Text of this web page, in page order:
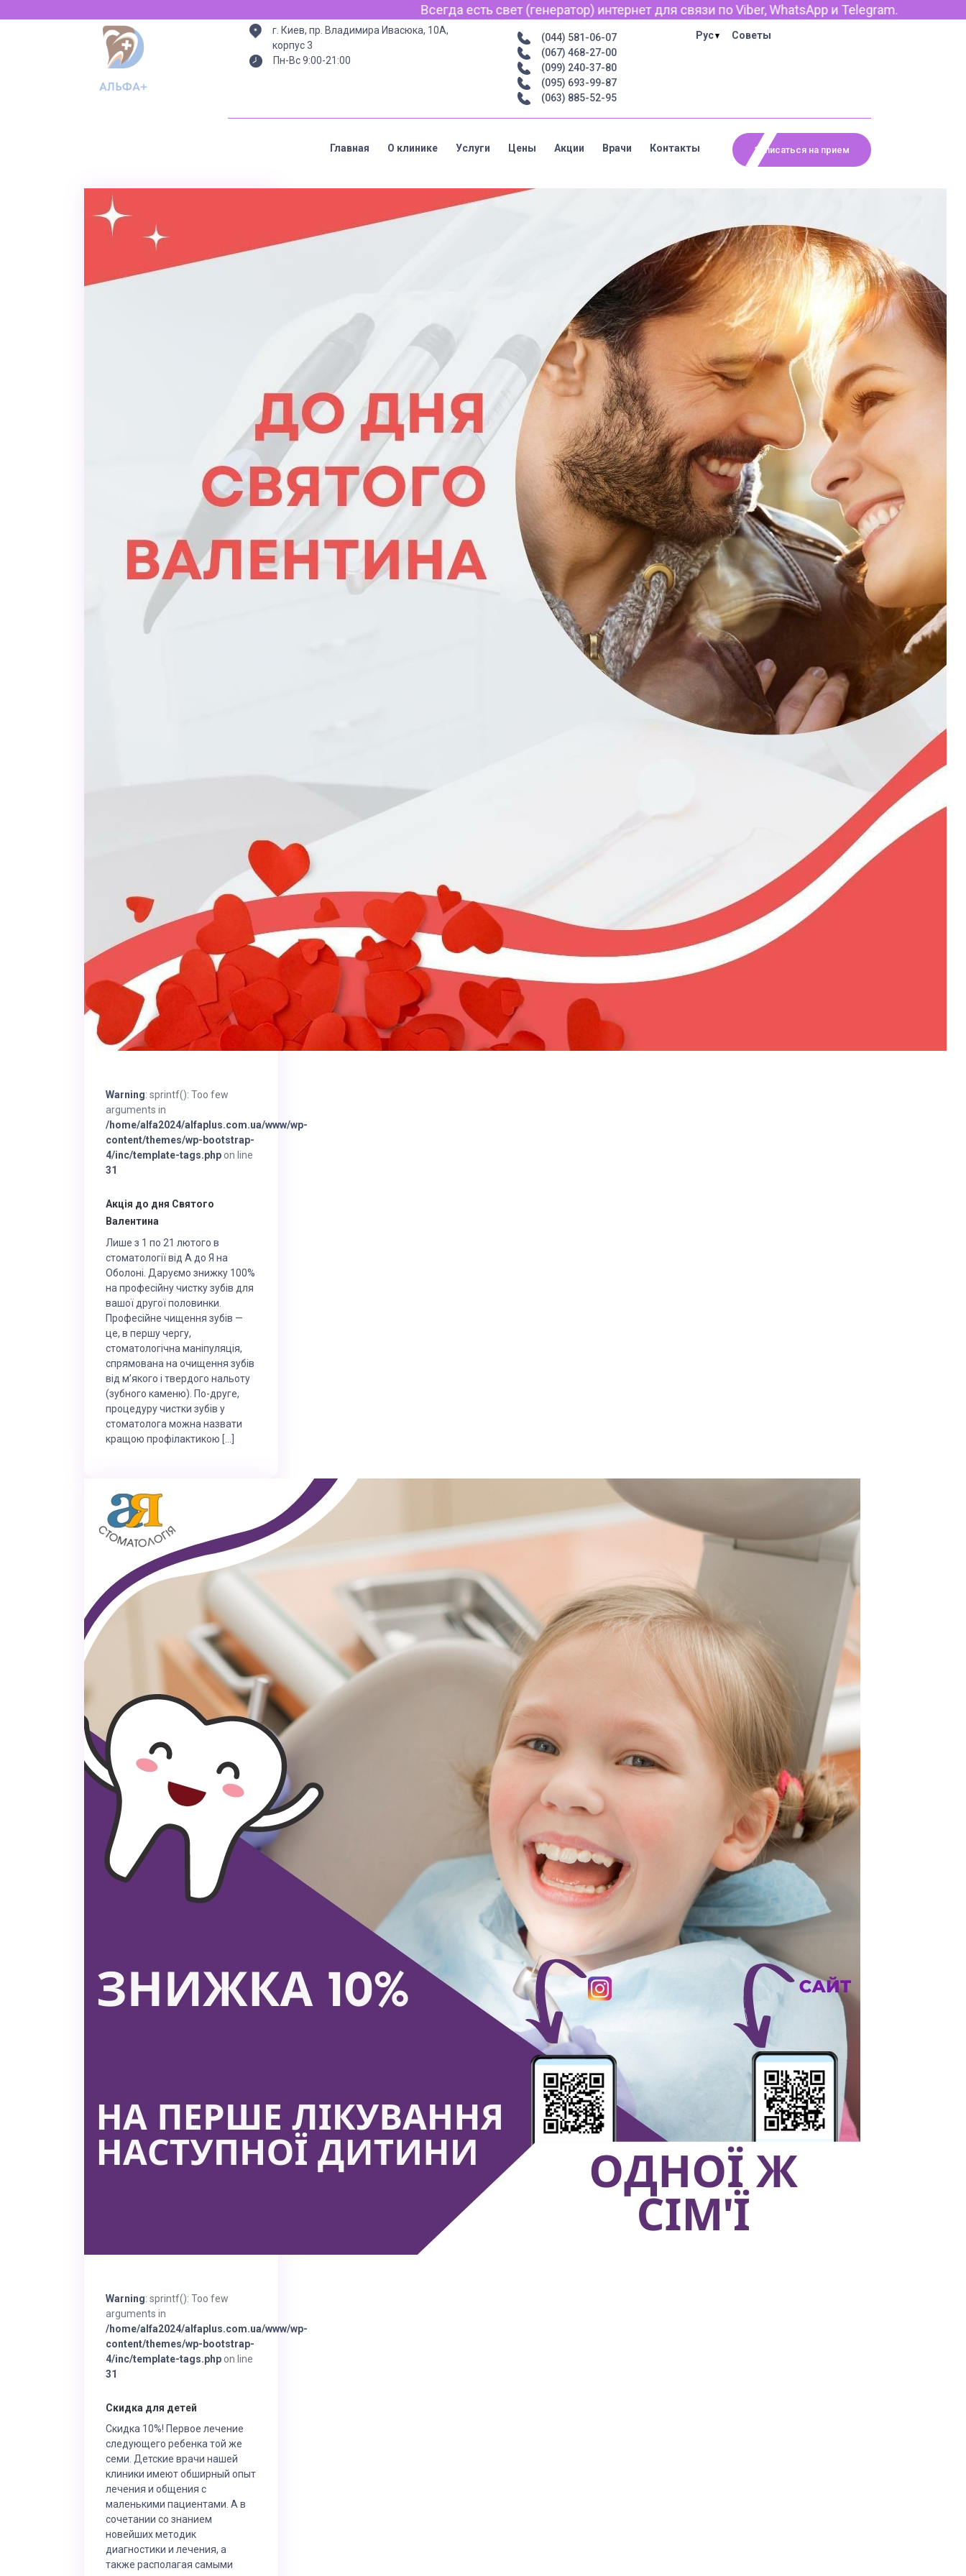
Всегда есть свет (генератор) интернет для связи по Viber, WhatsApp и Telegram.
г. Киев, пр. Владимира Ивасюка, 10А,
корпус 3
Пн-Вс 9:00-21:00
(044) 581-06-07
(067) 468-27-00
(099) 240-37-80
(095) 693-99-87
(063) 885-52-95
Рус Советы
Главная О клинике Услуги Цены Акции Врачи Контакты Записаться на прием
Warning: sprintf(): Too few
arguments in
/home/alfa2024/alfaplus.com.ua/www/wp-
content/themes/wp-bootstrap-
4/inc/template-tags.php on line
31
Акція до дня Святого
Валентина
Лише з 1 по 21 лютого в
стоматології від А до Я на
Оболоні. Даруємо знижку 100%
на професійну чистку зубів для
вашої другої половинки.
Професійне чищення зубів —
це, в першу чергу,
стоматологічна маніпуляція,
спрямована на очищення зубів
від м’якого і твердого нальоту
(зубного каменю). По-друге,
процедуру чистки зубів у
стоматолога можна назвати
кращою профілактикою […]
Warning: sprintf(): Too few
arguments in
/home/alfa2024/alfaplus.com.ua/www/wp-
content/themes/wp-bootstrap-
4/inc/template-tags.php on line
31
Скидка для детей
Скидка 10%! Первое лечение
следующего ребенка той же
семи. Детские врачи нашей
клиники имеют обширный опыт
лечения и общения с
маленькими пациентами. А в
сочетании со знанием
новейших методик
диагностики и лечения, а
также располагая самыми